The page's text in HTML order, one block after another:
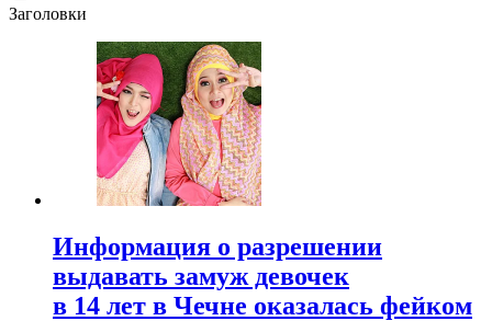
Заголовки
Информация о разрешении
выдавать замуж девочек
в 14 лет в Чечне оказалась фейком